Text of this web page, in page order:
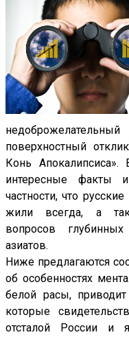
поверхностный
Конь
интересные факты
частности, что
жили всегда, а
вопросов
азиатов.
Ниже предлагаются
об особенностях
белой расы,
которые
отсталой России и